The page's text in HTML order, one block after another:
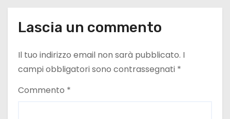
Lascia un commento
Il tuo indirizzo email non sarà pubblicato. I
campi obbligatori sono contrassegnati *
Commento *